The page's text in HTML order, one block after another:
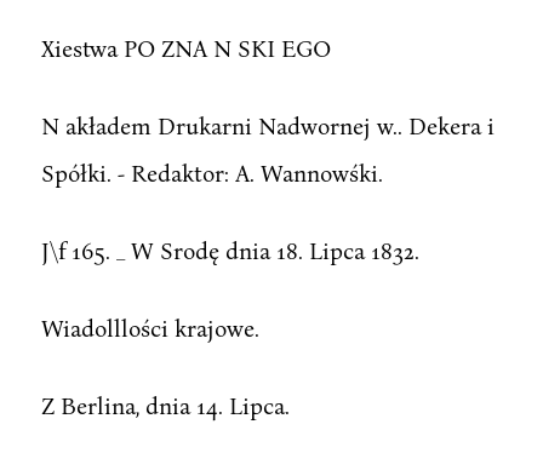
Xiestwa PO ZNA N SKI EGO
N akładem Drukarni Nadwornej w.. Dekera i
Spółki. - Redaktor: A. Wannowśki.
J\f 165. _ W Srodę dnia 18. Lipca 1832.
Wiadolllości krajowe.
Z Berlina, dnia 14. Lipca.